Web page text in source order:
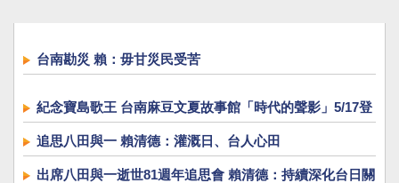
台南勘災 賴：毋甘災民受苦
紀念寶島歌王 台南麻豆文夏故事館「時代的聲影」5/17登
場
追思八田與一 賴清德：灌溉日、台人心田
出席八田與一逝世81週年追思會 賴清德：持續深化台日關